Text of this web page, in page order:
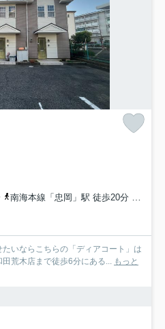
南海本線「忠岡」駅 徒歩20分 阪和
いならこちらの「ディアコート」は
荒木店まで徒歩6分にある... もっと